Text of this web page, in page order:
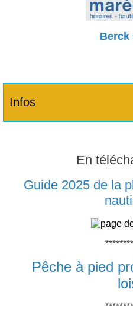
Berck
Infos
En
Guide 2025 de la
Pêche à pied